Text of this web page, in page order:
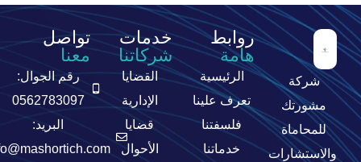
شركة
مشورتك
للمحاماة
والاستشارات
روابط
هامة
الرئيسية
تعرف علينا
فلسفتنا
خدماتنا
خدمات
شركاتنا
القضايا
الإدارية
قضايا
الأحوال
تواصل
معنا
رقم الجوال:
0562783097
البريد: